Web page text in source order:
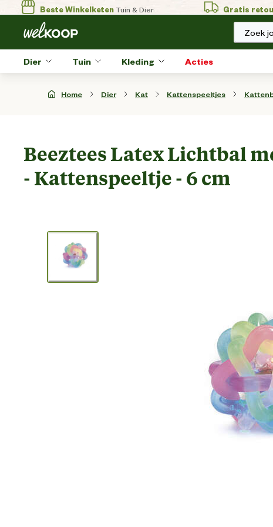
Beste WinkelketenTuin & Dier Gratis
Zoek
Dier Tuin Kleding Acties
Home Dier Kat Kattenspeeltjes
Beeztees Latex Lichtbal
- Kattenspeeltje - 6 cm